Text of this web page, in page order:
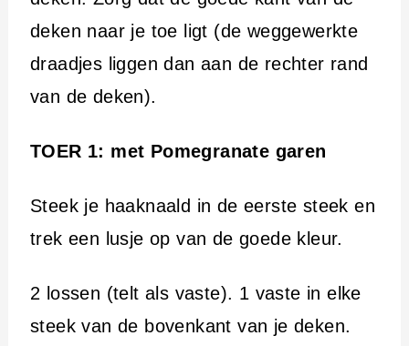
deken naar je toe ligt (de weggewerkte
draadjes liggen dan aan de rechter rand
van de deken).
TOER 1: met Pomegranate garen
Steek je haaknaald in de eerste steek en
trek een lusje op van de goede kleur.
2 lossen (telt als vaste). 1 vaste in elke
steek van de bovenkant van je deken.